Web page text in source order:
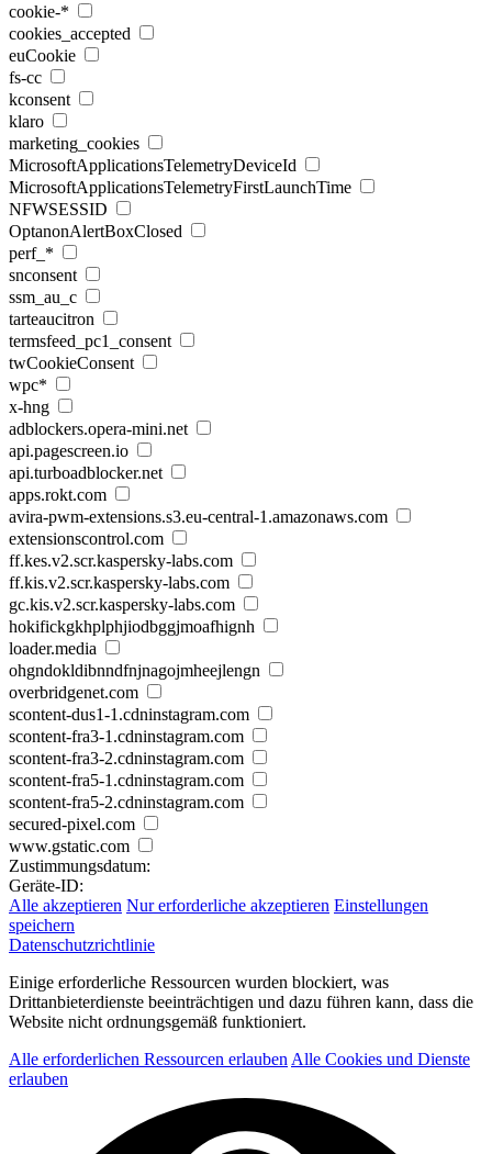
cookie-*
cookies_accepted
euCookie
fs-cc
kconsent
klaro
marketing_cookies
MicrosoftApplicationsTelemetryDeviceId
MicrosoftApplicationsTelemetryFirstLaunchTime
NFWSESSID
OptanonAlertBoxClosed
perf_*
snconsent
ssm_au_c
tarteaucitron
termsfeed_pc1_consent
twCookieConsent
wpc*
x-hng
adblockers.opera-mini.net
api.pagescreen.io
api.turboadblocker.net
apps.rokt.com
avira-pwm-extensions.s3.eu-central-1.amazonaws.com
extensionscontrol.com
ff.kes.v2.scr.kaspersky-labs.com
ff.kis.v2.scr.kaspersky-labs.com
gc.kis.v2.scr.kaspersky-labs.com
hokifickgkhplphjiodbggjmoafhignh
loader.media
ohgndokldibnndfnjnagojmheejlengn
overbridgenet.com
scontent-dus1-1.cdninstagram.com
scontent-fra3-1.cdninstagram.com
scontent-fra3-2.cdninstagram.com
scontent-fra5-1.cdninstagram.com
scontent-fra5-2.cdninstagram.com
secured-pixel.com
www.gstatic.com
Zustimmungsdatum:
Geräte-ID:
Alle akzeptieren Nur erforderliche akzeptieren Einstellungen
speichern
Datenschutzrichtlinie
Einige erforderliche Ressourcen wurden blockiert, was
Drittanbieterdienste beeinträchtigen und dazu führen kann, dass die
Website nicht ordnungsgemäß funktioniert.
Alle erforderlichen Ressourcen erlauben Alle Cookies und Dienste
erlauben